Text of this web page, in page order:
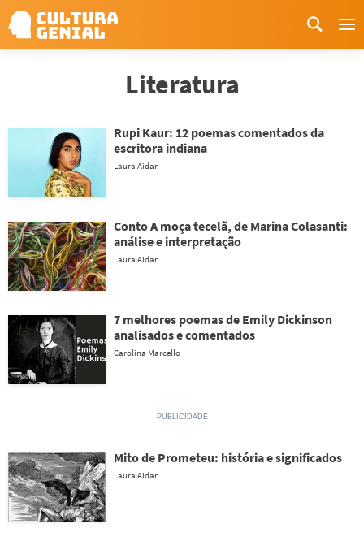
Literatura
Rupi Kaur: 12 poemas comentados da
escritora indiana
Laura Aidar
Conto A moça tecelã, de Marina Colasanti:
análise e interpretação
Laura Aidar
7 melhores poemas de Emily Dickinson
analisados e comentados
Carolina Marcello
Mito de Prometeu: história e significados
Laura Aidar